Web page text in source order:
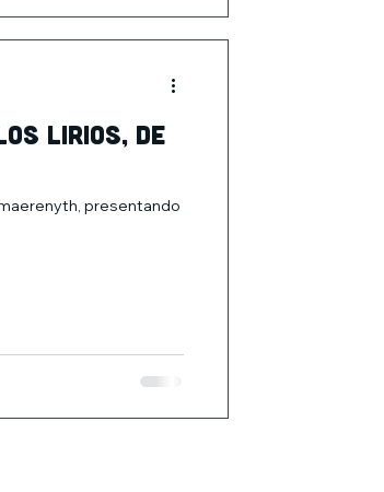
Lirios, de
presentando